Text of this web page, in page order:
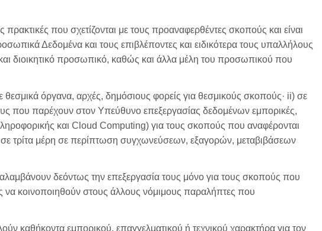
που σχετίζονται με τους προαναφερθέντες σκοπούς και είναι
Δεδομένα και τους επιβλέποντες και ειδικότερα τους υπαλλήλους
διοικητικό προσωπικό, καθώς και άλλα μέλη του προσωπικού που
όργανα, αρχές, δημόσιους φορείς για θεσμικούς σκοπούς· ii) σε
που παρέχουν στον Υπεύθυνο επεξεργασίας δεδομένων εμπορικές,
και Cloud Computing) για τους σκοπούς που αναφέρονται
τρίτα μέρη σε περίπτωση συγχωνεύσεων, εξαγορών, μεταβιβάσεων
δεόντως την επεξεργασία τους μόνο για τους σκοπούς που
κοινοποιηθούν στους άλλους νόμιμους παραλήπτες που
καθήκοντα εμπορικού, επαγγελματικού ή τεχνικού χαρακτήρα για τον